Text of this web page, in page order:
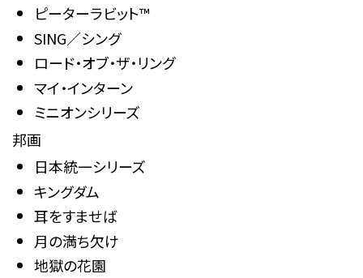
ピーターラビット™
SING／シング
ロード・オブ・ザ・リング
マイ・インターン
ミニオンシリーズ
邦画
日本統一シリーズ
キングダム
耳をすませば
月の満ち欠け
地獄の花園